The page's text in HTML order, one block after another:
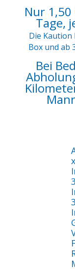
Nur
Tage,
Die Kaution
Box und ab
Bei